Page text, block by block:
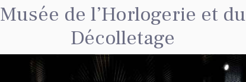
Musée de l’Horlogerie et du
Décolletage